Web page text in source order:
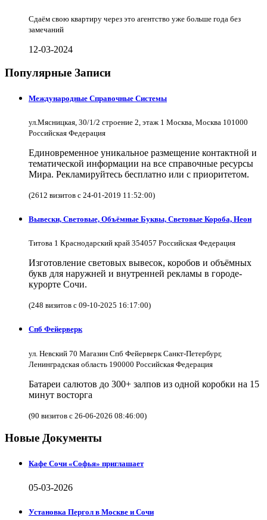
Сдаём свою квартиру через это агентство уже больше года без
замечаний
12-03-2024
Популярные Записи
Международные Справочные Системы
ул.Мясницкая, 30/1/2 строение 2, этаж 1 Москва, Москва 101000
Российская Федерация
Единовременное уникальное размещение контактной и
тематической информации на все справочные ресурсы
Мира. Рекламируйтесь бесплатно или с приоритетом.
(2612 визитов с 24-01-2019 11:52:00)
Вывески, Световые, Объёмные Буквы, Световые Короба, Неон
Титова 1 Краснодарский край 354057 Российская Федерация
Изготовление световых вывесок, коробов и объёмных
букв для наружней и внутренней рекламы в городе-
курорте Сочи.
(248 визитов с 09-10-2025 16:17:00)
Спб Фейерверк
ул. Невский 70 Магазин Спб Фейерверк Санкт-Петербург,
Ленинградская область 190000 Российская Федерация
Батареи салютов до 300+ залпов из одной коробки на 15
минут восторга
(90 визитов с 26-06-2026 08:46:00)
Новые Документы
Кафе Сочи «Софья» приглашает
05-03-2026
Установка Пергол в Москве и Сочи